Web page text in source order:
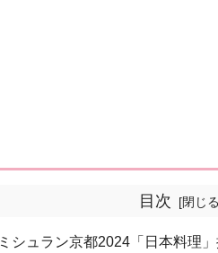
目次
ミシュラン京都2024「日本料理